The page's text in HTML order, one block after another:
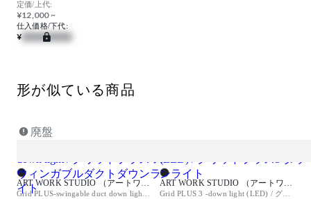
定価/上代:
¥12,000 ~
仕入価格/下代:
¥
形が似ている商品
廃盤
ART WORK STUDIO （アートワークスタジオ） ART WORK STUDIO （アートワークスタジオ）